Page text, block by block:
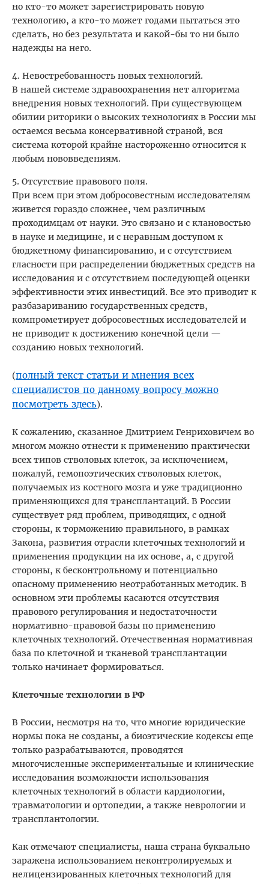
но кто-то может зарегистрировать новую
технологию, а кто-то может годами пытаться это
сделать, но без результата и какой-бы то ни было
надежды на него.
4. Невостребованность новых технологий.
В нашей системе здравоохранения нет алгоритма
внедрения новых технологий. При существующем
обилии риторики о высоких технологиях в России мы
остаемся весьма консервативной страной, вся
система которой крайне настороженно относится к
любым нововведениям.
5. Отсутствие правового поля.
При всем при этом добросовестным исследователям
живется гораздо сложнее, чем различным
проходимцам от науки. Это связано и с клановостью
в науке и медицине, и с неравным доступом к
бюджетному финансированию, и с отсутствием
гласности при распределении бюджетных средств на
исследования и с отсутствием последующей оценки
эффективности этих инвестиций. Все это приводит к
разбазариванию государственных средств,
компрометирует добросовестных исследователей и
не приводит к достижению конечной цели —
созданию новых технологий.
(полный текст статьи и мнения всех
специалистов по данному вопросу можно
посмотреть здесь).
К сожалению, сказанное Дмитрием Генриховичем во
многом можно отнести к применению практически
всех типов стволовых клеток, за исключением,
пожалуй, гемопоэтических стволовых клеток,
получаемых из костного мозга и уже традиционно
применяющихся для трансплантаций. В России
существует ряд проблем, приводящих, с одной
стороны, к торможению правильного, в рамках
Закона, развития отрасли клеточных технологий и
применения продукции на их основе, а, с другой
стороны, к бесконтрольному и потенциально
опасному применению неотработанных методик. В
основном эти проблемы касаются отсутствия
правового регулирования и недостаточности
нормативно-правовой базы по применению
клеточных технологий. Отечественная нормативная
база по клеточной и тканевой трансплантации
только начинает формироваться.
Клеточные технологии в РФ
В России, несмотря на то, что многие юридические
нормы пока не созданы, а биоэтические кодексы еще
только разрабатываются, проводятся
многочисленные экспериментальные и клинические
исследования возможности использования
клеточных технологий в области кардиологии,
травматологии и ортопедии, а также неврологии и
трансплантологии.
Как отмечают специалисты, наша страна буквально
заражена использованием неконтролируемых и
нелицензированных клеточных технологий для